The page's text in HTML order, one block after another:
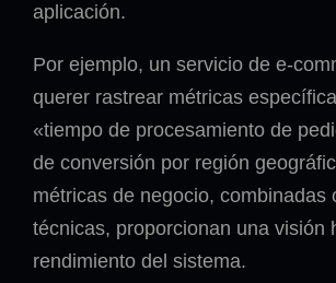
aplicación.
Por ejemplo, un servicio de e-
querer rastrear métricas
«tiempo de procesamiento de
de conversión por región
métricas de negocio, combinadas
técnicas, proporcionan una visión
rendimiento del sistema.